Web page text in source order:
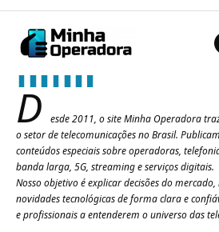
D
esde 2011, o site Minha Operadora
o setor de telecomunicações no Brasil.
conteúdos especiais sobre operadoras,
banda larga, 5G, streaming e serviços digitais.
Nosso objetivo é explicar decisões do
novidades tecnológicas de forma clara e
e profissionais a entenderem o universo das